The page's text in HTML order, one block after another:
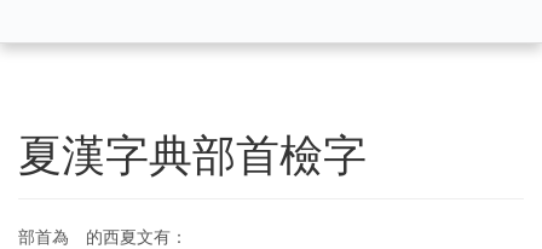
夏漢字典部首檢字
部首為
的西夏文有：